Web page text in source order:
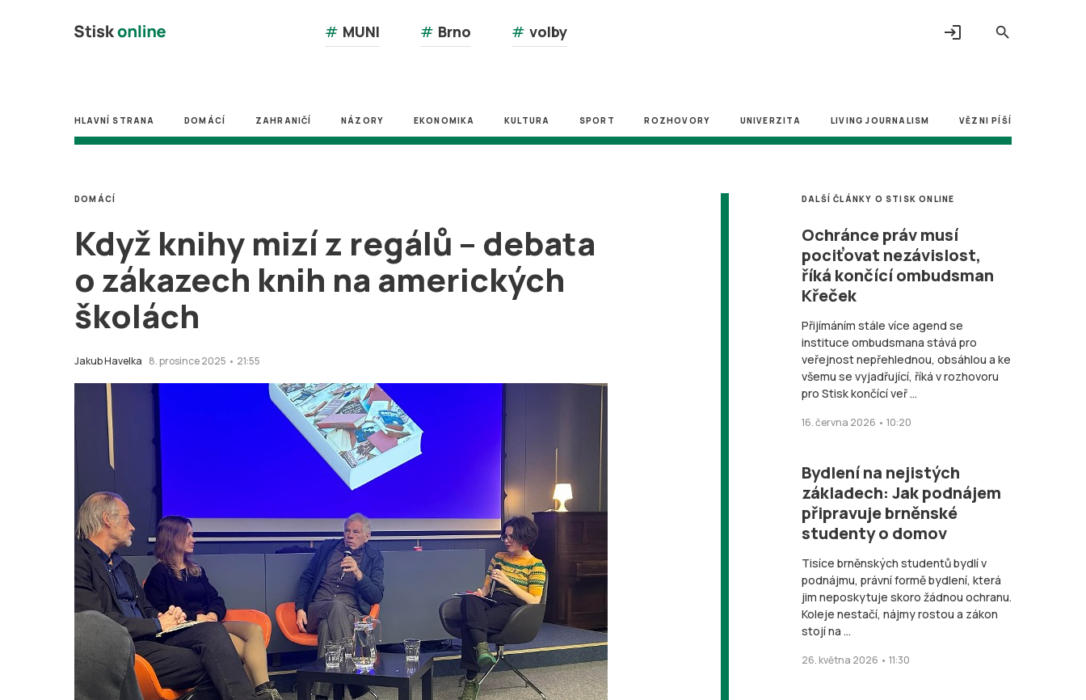
search
# MUNI # Brno # volby login
HLAVNÍ STRANA DOMÁCÍ ZAHRANIČÍ NÁZORY EKONOMIKA KULTURA SPORT ROZHOVORY UNIVERZITA LIVING JOURNALISM VĚZNI PÍŠÍ
Když knihy mizí z regálů – debata
o zákazech knih na amerických
školách
Jakub Havelka 8. prosince 2025 • 21:55
DOMÁCÍ DALŠÍ ČLÁNKY O STISK ONLINE
Ochránce práv musí
pociťovat nezávislost,
říká končící ombudsman
Křeček
Přijímáním stále více agend se
instituce ombudsmana stává pro
veřejnost nepřehlednou, obsáhlou a ke
všemu se vyjadřující, říká v rozhovoru
pro Stisk končící veř ...
16. června 2026 • 10:20
Bydlení na nejistých
základech: Jak podnájem
připravuje brněnské
studenty o domov
Tisíce brněnských studentů bydlí v
podnájmu, právní formě bydlení, která
jim neposkytuje skoro žádnou ochranu.
Koleje nestačí, nájmy rostou a zákon
stojí na ...
26. května 2026 • 11:30